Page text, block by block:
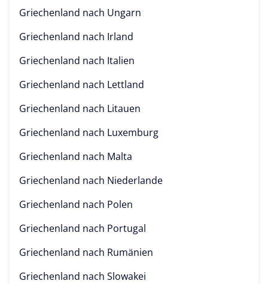
Griechenland nach Ungarn
Griechenland nach Irland
Griechenland nach Italien
Griechenland nach Lettland
Griechenland nach Litauen
Griechenland nach Luxemburg
Griechenland nach Malta
Griechenland nach Niederlande
Griechenland nach Polen
Griechenland nach Portugal
Griechenland nach Rumänien
Griechenland nach Slowakei